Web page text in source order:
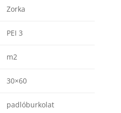
Zorka
PEI 3
m2
30×60
padlóburkolat